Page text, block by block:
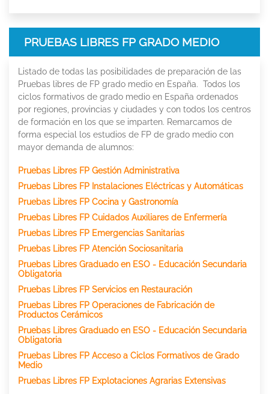
PRUEBAS LIBRES FP GRADO MEDIO
Listado de todas las posibilidades de preparación de las
Pruebas libres de FP grado medio en España. Todos los
ciclos formativos de grado medio en España ordenados
por regiones, provincias y ciudades y con todos los centros
de formación en los que se imparten. Remarcamos de
forma especial los estudios de FP de grado medio con
mayor demanda de alumnos:
Pruebas Libres FP Gestión Administrativa
Pruebas Libres FP Instalaciones Eléctricas y Automáticas
Pruebas Libres FP Cocina y Gastronomía
Pruebas Libres FP Cuidados Auxiliares de Enfermería
Pruebas Libres FP Emergencias Sanitarias
Pruebas Libres FP Atención Sociosanitaria
Pruebas Libres Graduado en ESO - Educación Secundaria
Obligatoria
Pruebas Libres FP Servicios en Restauración
Pruebas Libres FP Operaciones de Fabricación de
Productos Cerámicos
Pruebas Libres Graduado en ESO - Educación Secundaria
Obligatoria
Pruebas Libres FP Acceso a Ciclos Formativos de Grado
Medio
Pruebas Libres FP Explotaciones Agrarias Extensivas